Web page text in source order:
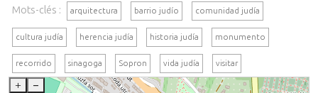
Mots-clés : arquitectura barrio judío comunidad judía
cultura judía herencia judía historia judía monumento
recorrido sinagoga Sopron vida judía visitar
+
–